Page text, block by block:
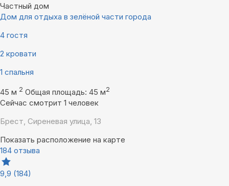
Частный дом
Дом для отдыха в зелёной части города
4 гостя
2 кровати
1 спальня
45 м 2 Общая площадь: 45 м2
Сейчас смотрит 1 человек
Брест, Сиреневая улица, 13
Показать расположение на карте
184 отзыва
9,9 (184)